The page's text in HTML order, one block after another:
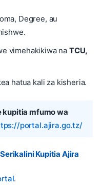
Degree, au
vimehakikiwa na TCU,
hatua kali za kisheria.
mfumo wa
portal.ajira.go.tz/
Kupitia Ajira
.